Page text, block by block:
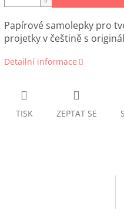
Papírové samolepky pro
projetky v češtině s
Detailní informace
TISK ZEPTAT SE